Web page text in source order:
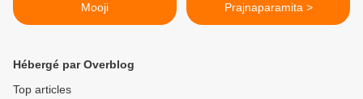
Mooji
Prajnaparamita >
Hébergé par Overblog
Top articles